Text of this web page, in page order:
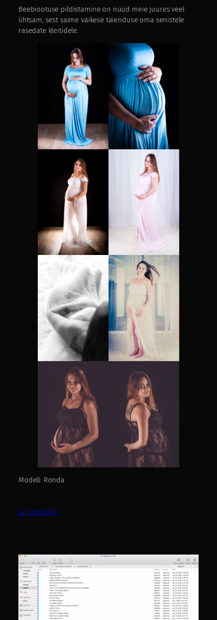
Beebiootuse pildistamine on nüüd meie juures veel
lihtsam, sest saime väikese täienduse oma senistele
rasedate kleitidele.
Modell: Ronda
22. sept 2018